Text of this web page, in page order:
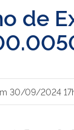
de
30/09/2024